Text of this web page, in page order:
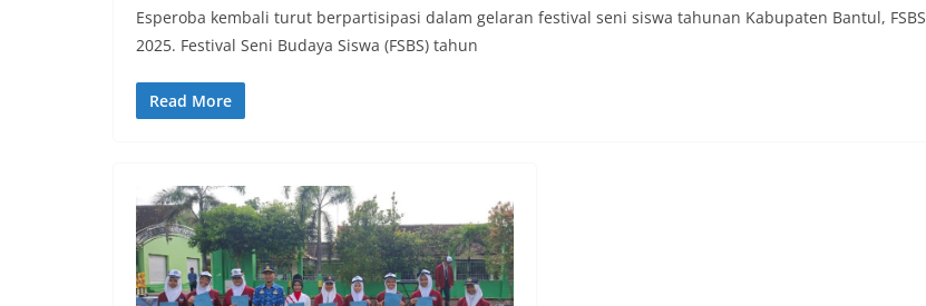
Esperoba kembali turut berpartisipasi dalam gelaran festival seni siswa tahunan Kabupaten Bantul, FSBS
2025. Festival Seni Budaya Siswa (FSBS) tahun
Read More